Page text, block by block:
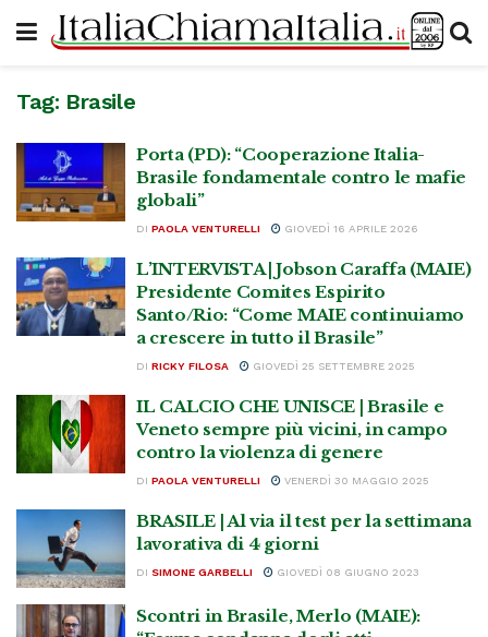
Tag: Brasile
Porta (PD): “Cooperazione Italia-
Brasile fondamentale contro le mafie
globali”
DI PAOLA VENTURELLI GIOVEDÌ 16 APRILE 2026
L’INTERVISTA | Jobson Caraffa (MAIE)
Presidente Comites Espirito
Santo/Rio: “Come MAIE continuiamo
a crescere in tutto il Brasile”
DI RICKY FILOSA GIOVEDÌ 25 SETTEMBRE 2025
IL CALCIO CHE UNISCE | Brasile e
Veneto sempre più vicini, in campo
contro la violenza di genere
DI PAOLA VENTURELLI VENERDÌ 30 MAGGIO 2025
BRASILE | Al via il test per la settimana
lavorativa di 4 giorni
DI SIMONE GARBELLI GIOVEDÌ 08 GIUGNO 2023
Scontri in Brasile, Merlo (MAIE):